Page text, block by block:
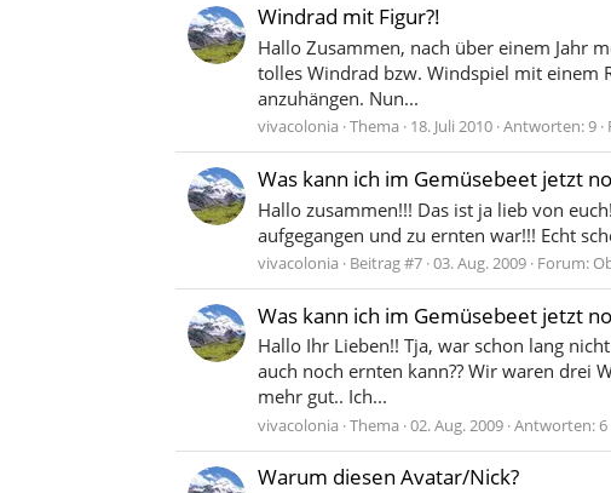
Windrad mit Figur?!
Hallo Zusammen, nach über einem Jahr
tolles Windrad bzw. Windspiel mit einem
anzuhängen. Nun...
vivacolonia Thema 18. Juli 2010 Antworten: 9
Was kann ich im Gemüsebeet jetzt
Hallo zusammen!!! Das ist ja lieb von
aufgegangen und zu ernten war!!! Echt
vivacolonia Beitrag #7 03. Aug. 2009 Forum:
Was kann ich im Gemüsebeet jetzt
Hallo Ihr Lieben!! Tja, war schon lang
auch noch ernten kann?? Wir waren drei
mehr gut.. Ich...
vivacolonia Thema 02. Aug. 2009 Antworten: 6
Warum diesen Avatar/Nick?